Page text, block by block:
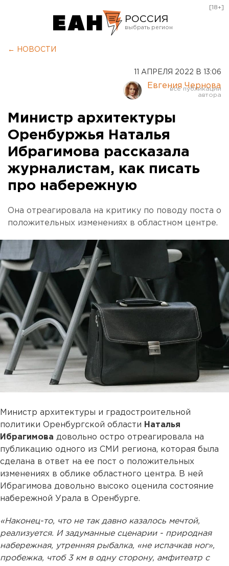
РОССИЯ
Курган
Оренбург
[18+]
← НОВОСТИ
11 АПРЕЛЯ 2022 В 13:06
Евгения Чернова
Министр архитектуры
Оренбуржья Наталья
Ибрагимова рассказала
журналистам, как писать
про набережную
Она отреагировала на критику по поводу поста о
положительных изменениях в областном центре.
Министр архитектуры и градостроительной
политики Оренбургской области Наталья
Ибрагимова довольно остро отреагировала на
публикацию одного из СМИ региона, которая была
сделана в ответ на ее пост о положительных
изменениях в облике областного центра. В ней
Ибрагимова довольно высоко оценила состояние
набережной Урала в Оренбурге.
«Наконец-то, что не так давно казалось мечтой,
реализуется. И задуманные сценарии - природная
набережная, утренняя рыбалка, «не испачкав ног»,
пробежка, чтоб 3 км в одну сторону, амфитеатр с